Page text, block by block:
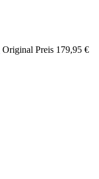
Original Preis 179,95 €